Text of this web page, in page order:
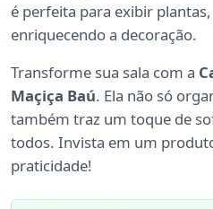
é perfeita para exibir
enriquecendo a decoração.
Transforme sua sala com a
Maçiça Baú. Ela não só
também traz um toque de
todos. Invista em um
praticidade!